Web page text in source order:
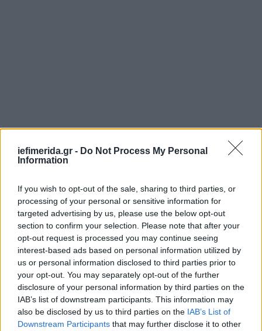
iefimerida.gr - Do Not Process My Personal
Information
If you wish to opt-out of the sale, sharing to third parties, or
processing of your personal or sensitive information for
targeted advertising by us, please use the below opt-out
section to confirm your selection. Please note that after your
opt-out request is processed you may continue seeing
interest-based ads based on personal information utilized by
us or personal information disclosed to third parties prior to
your opt-out. You may separately opt-out of the further
disclosure of your personal information by third parties on the
IAB’s list of downstream participants. This information may
also be disclosed by us to third parties on the IAB’s List of
Downstream Participants that may further disclose it to other